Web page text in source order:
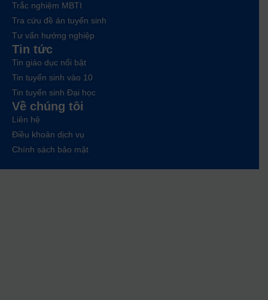
Trắc nghiệm MBTI
Tra cứu đề án tuyển sinh
Tư vấn hướng nghiệp
Tin tức
Tin giáo dục nổi bật
Tin tuyển sinh vào 10
Tin tuyển sinh Đại học
Về chúng tôi
Liên hệ
Điều khoản dịch vụ
Chính sách bảo mật